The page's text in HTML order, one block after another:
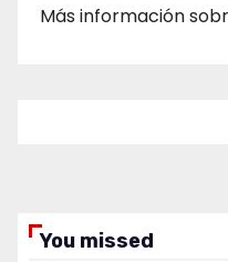
Más información
You missed